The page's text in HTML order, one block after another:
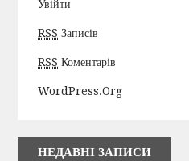
Увійти
RSS Записів
RSS Коментарів
WordPress.org
НЕДАВНІ ЗАПИСИ